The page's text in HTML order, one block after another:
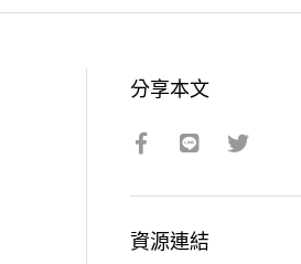
分享本文
資源連結